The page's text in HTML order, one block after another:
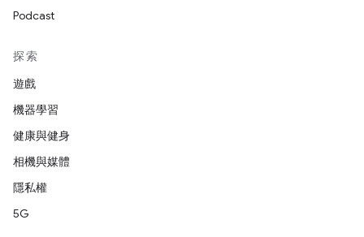
Podcast
探索
遊戲
機器學習
健康與健身
相機與媒體
隱私權
5G